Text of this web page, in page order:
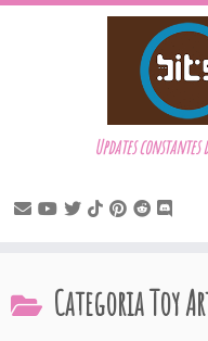
to
content
Updates
CategoriaToy